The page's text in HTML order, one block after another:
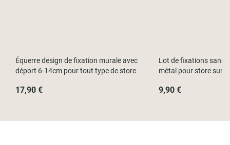
Équerre design de fixation murale avec
déport 6-14cm pour tout type de store
17,90 €
Lot de fixations sans
métal pour store sur
9,90 €